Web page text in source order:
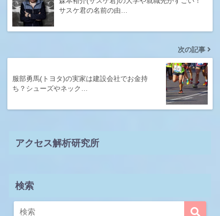
サスケ君の名前の由…
次の記事
服部勇馬(トヨタ)の実家は建設会社でお金持
ち？シューズやネック…
アクセス解析研究所
検索